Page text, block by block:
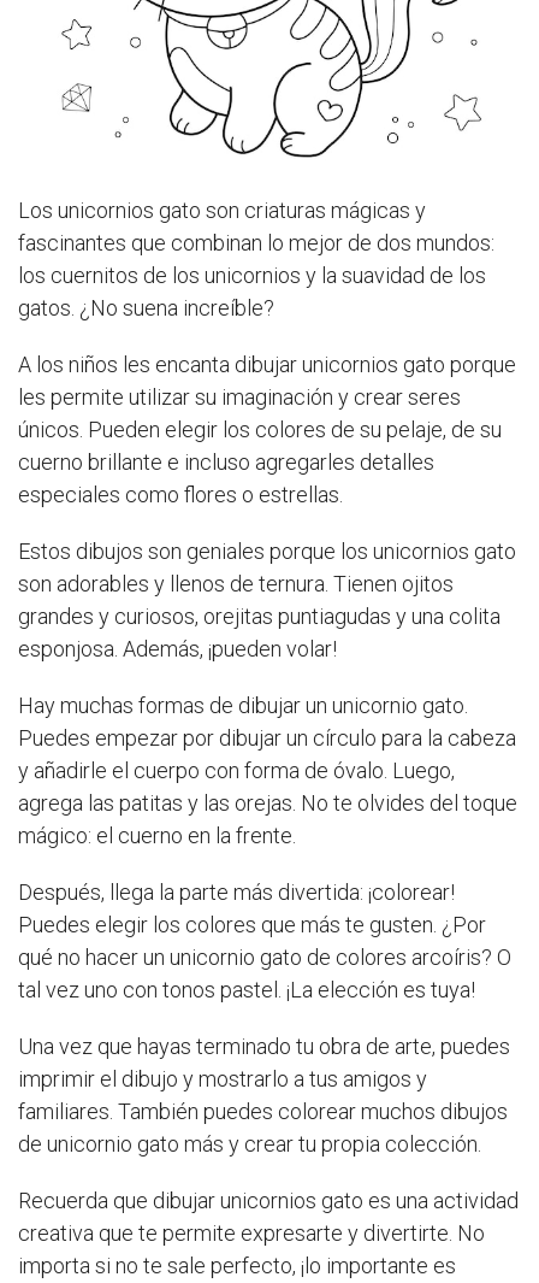
Los unicornios gato son criaturas mágicas y
fascinantes que combinan lo mejor de dos mundos:
los cuernitos de los unicornios y la suavidad de los
gatos. ¿No suena increíble?
A los niños les encanta dibujar unicornios gato porque
les permite utilizar su imaginación y crear seres
únicos. Pueden elegir los colores de su pelaje, de su
cuerno brillante e incluso agregarles detalles
especiales como flores o estrellas.
Estos dibujos son geniales porque los unicornios gato
son adorables y llenos de ternura. Tienen ojitos
grandes y curiosos, orejitas puntiagudas y una colita
esponjosa. Además, ¡pueden volar!
Hay muchas formas de dibujar un unicornio gato.
Puedes empezar por dibujar un círculo para la cabeza
y añadirle el cuerpo con forma de óvalo. Luego,
agrega las patitas y las orejas. No te olvides del toque
mágico: el cuerno en la frente.
Después, llega la parte más divertida: ¡colorear!
Puedes elegir los colores que más te gusten. ¿Por
qué no hacer un unicornio gato de colores arcoíris? O
tal vez uno con tonos pastel. ¡La elección es tuya!
Una vez que hayas terminado tu obra de arte, puedes
imprimir el dibujo y mostrarlo a tus amigos y
familiares. También puedes colorear muchos dibujos
de unicornio gato más y crear tu propia colección.
Recuerda que dibujar unicornios gato es una actividad
creativa que te permite expresarte y divertirte. No
importa si no te sale perfecto, ¡lo importante es